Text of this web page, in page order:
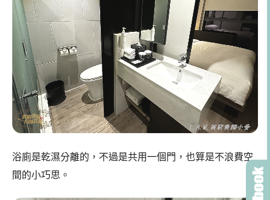
浴廁是乾濕分離的，不過是共用一個門，也算是不浪費空
間的小巧思。